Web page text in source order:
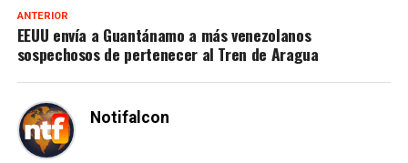
ANTERIOR
EEUU envía a Guantánamo a más venezolanos
sospechosos de pertenecer al Tren de Aragua
Notifalcon